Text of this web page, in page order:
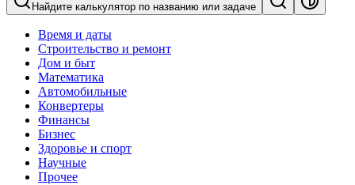
Найдите калькулятор по названию или задаче
Время и даты
Строительство и ремонт
Дом и быт
Математика
Автомобильные
Конвертеры
Финансы
Бизнес
Здоровье и спорт
Научные
Прочее